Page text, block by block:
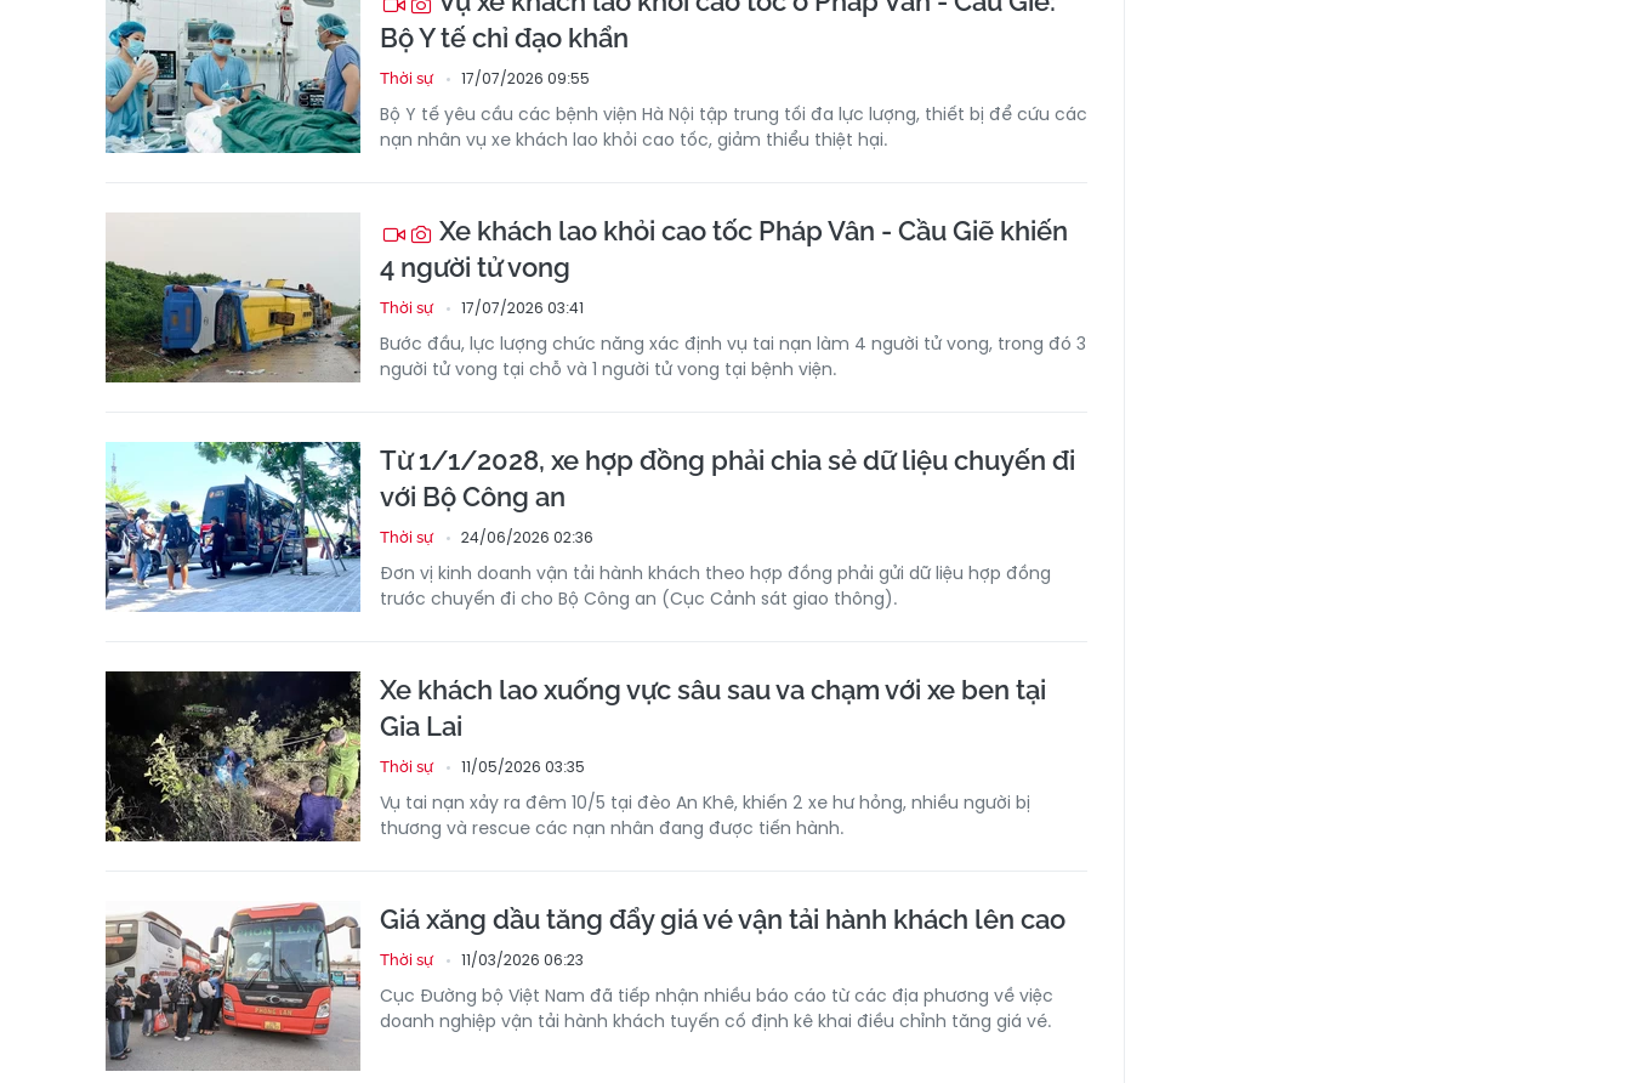
Bộ Y tế chỉ đạo khẩn
Thời sự 17/07/2026 09:55
Bộ Y tế yêu cầu các bệnh viện Hà Nội tập trung tối đa lực lượng, thiết bị để cứu các
nạn nhân vụ xe khách lao khỏi cao tốc, giảm thiểu thiệt hại.
Xe khách lao khỏi cao tốc Pháp Vân - Cầu Giẽ khiến
4 người tử vong
Thời sự 17/07/2026 03:41
Bước đầu, lực lượng chức năng xác định vụ tai nạn làm 4 người tử vong, trong đó 3
người tử vong tại chỗ và 1 người tử vong tại bệnh viện.
Từ 1/1/2028, xe hợp đồng phải chia sẻ dữ liệu chuyến đi
với Bộ Công an
Thời sự 24/06/2026 02:36
Đơn vị kinh doanh vận tải hành khách theo hợp đồng phải gửi dữ liệu hợp đồng
trước chuyến đi cho Bộ Công an (Cục Cảnh sát giao thông).
Xe khách lao xuống vực sâu sau va chạm với xe ben tại
Gia Lai
Thời sự 11/05/2026 03:35
Vụ tai nạn xảy ra đêm 10/5 tại đèo An Khê, khiến 2 xe hư hỏng, nhiều người bị
thương và rescue các nạn nhân đang được tiến hành.
Giá xăng dầu tăng đẩy giá vé vận tải hành khách lên cao
Thời sự 11/03/2026 06:23
Cục Đường bộ Việt Nam đã tiếp nhận nhiều báo cáo từ các địa phương về việc
doanh nghiệp vận tải hành khách tuyến cố định kê khai điều chỉnh tăng giá vé.